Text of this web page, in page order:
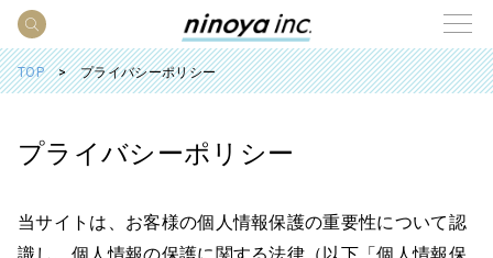
TOP プライバシーポリシー
プライバシーポリシー
当サイトは、お客様の個人情報保護の重要性について認